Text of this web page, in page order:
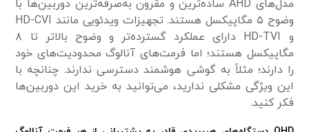
مدل‌های AHD ساده‌ترین و مقرون به‌صرفه‌ترین دوربین‌ها با
وضوح ۵ مگاپیکسل هستند. تجهیزات ویدئویی مانند HD-CVI
و HD-TVI دارای عملکرد گسترده‌تر و وضوح بالاتر تا ۸
مگاپیکسل هستند؛ اما فرمت‌های آنالوگ محدودیت‌های خود
را دارند؛ مثلاً به گوشی هوشمند دسترسی ندارند. چنانچه با
این ویژگی مشکلی ندارید، می‌توانید به خرید این دوربین‌ها
فکر کنید.